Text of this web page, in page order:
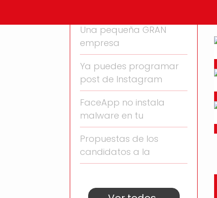
Una pequeña GRAN
empresa
Ya puedes programar
post de Instagram
FaceApp no instala
malware en tu
Propuestas de los
candidatos a la